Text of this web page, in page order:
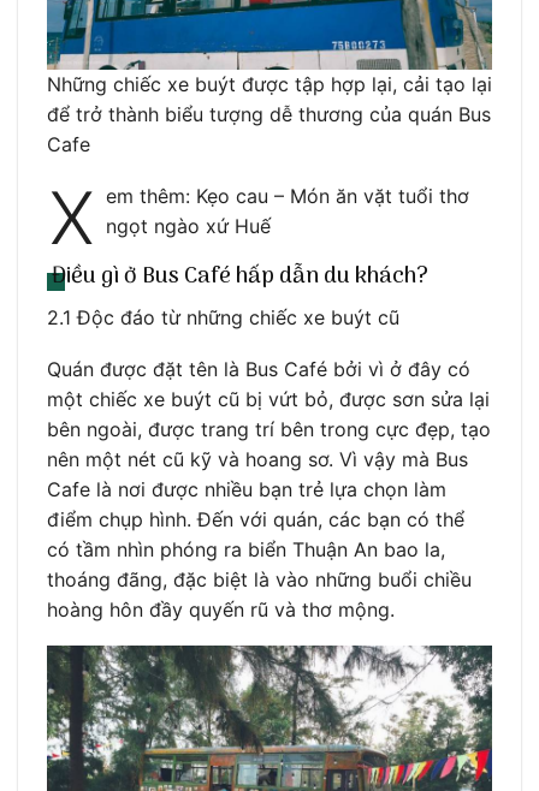
Những chiếc xe buýt được tập hợp lại, cải tạo lại
để trở thành biểu tượng dễ thương của quán Bus
Cafe
X em thêm: Kẹo cau – Món ăn vặt tuổi thơ
ngọt ngào xứ Huế
Điều gì ở Bus Café hấp dẫn du khách?
2.1 Độc đáo từ những chiếc xe buýt cũ
Quán được đặt tên là Bus Café bởi vì ở đây có
một chiếc xe buýt cũ bị vứt bỏ, được sơn sửa lại
bên ngoài, được trang trí bên trong cực đẹp, tạo
nên một nét cũ kỹ và hoang sơ. Vì vậy mà Bus
Cafe là nơi được nhiều bạn trẻ lựa chọn làm
điểm chụp hình. Đến với quán, các bạn có thể
có tầm nhìn phóng ra biển Thuận An bao la,
thoáng đãng, đặc biệt là vào những buổi chiều
hoàng hôn đầy quyến rũ và thơ mộng.